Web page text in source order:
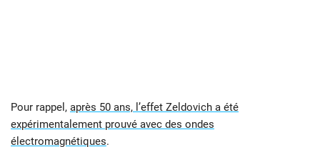
Pour rappel, après 50 ans, l’effet Zeldovich a été
expérimentalement prouvé avec des ondes
électromagnétiques.